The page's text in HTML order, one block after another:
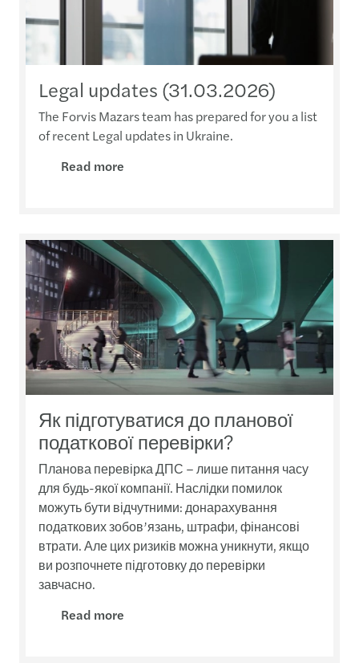
Legal updates (31.03.2026)
The Forvis Mazars team has prepared for you a list
of recent Legal updates in Ukraine.
Read more
Як підготуватися до планової
податкової перевірки?
Планова перевірка ДПС – лише питання часу
для будь-якої компанії. Наслідки помилок
можуть бути відчутними: донарахування
податкових зобов’язань, штрафи, фінансові
втрати. Але цих ризиків можна уникнути, якщо
ви розпочнете підготовку до перевірки
завчасно.
Read more